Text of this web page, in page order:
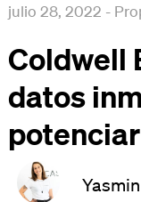
julio 28, 2022 -
Coldwell
datos